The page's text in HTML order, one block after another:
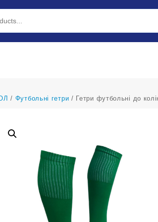
/ Футбольні гетри / Гетри футбольні до